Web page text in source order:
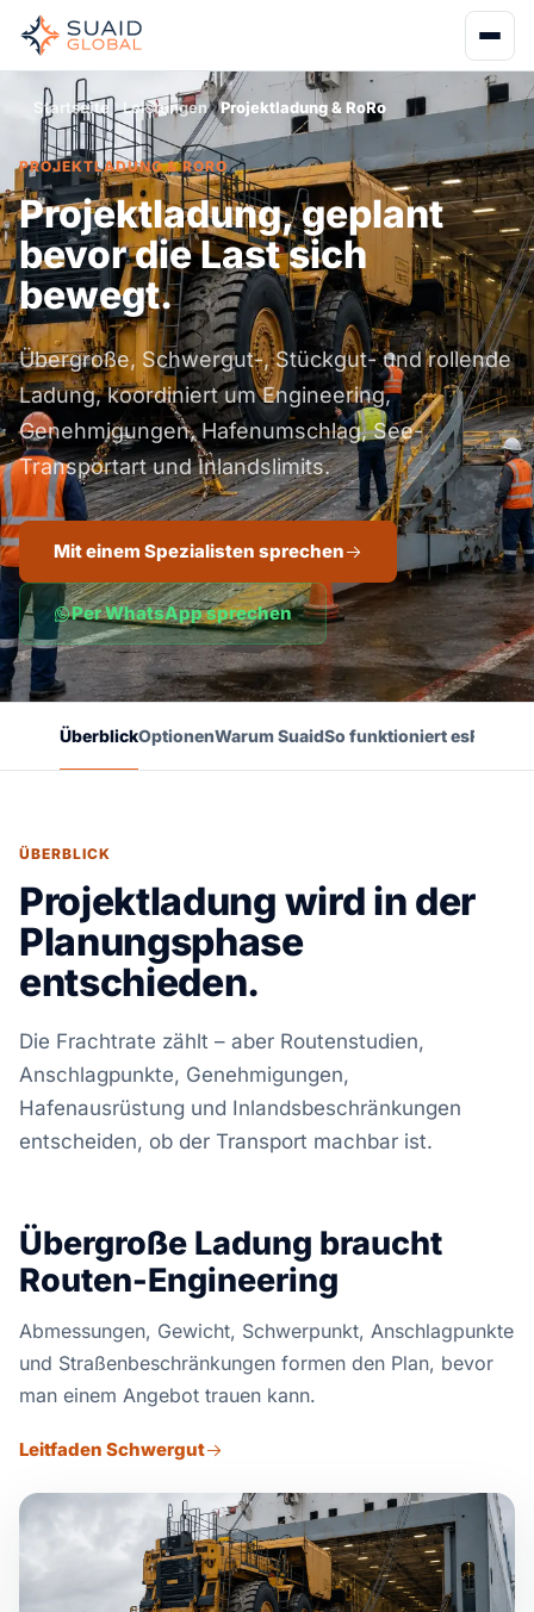
Startseite Leistungen Projektladung & RoRo
PROJEKTLADUNG & RORO
Projektladung, geplant
bevor die Last sich
bewegt.
Übergroße, Schwergut-, Stückgut- und rollende
Ladung, koordiniert um Engineering,
Genehmigungen, Hafenumschlag, See-
Transportart und Inlandslimits.
Mit einem Spezialisten sprechen
Per WhatsApp sprechen
ÜberblickOptionenWarum SuaidSo funktioniert esFAQ
ÜBERBLICK
Projektladung wird in der
Planungsphase
entschieden.
Die Frachtrate zählt – aber Routenstudien,
Anschlagpunkte, Genehmigungen,
Hafenausrüstung und Inlandsbeschränkungen
entscheiden, ob der Transport machbar ist.
Übergroße Ladung braucht
Routen-Engineering
Abmessungen, Gewicht, Schwerpunkt, Anschlagpunkte
und Straßenbeschränkungen formen den Plan, bevor
man einem Angebot trauen kann.
Leitfaden Schwergut